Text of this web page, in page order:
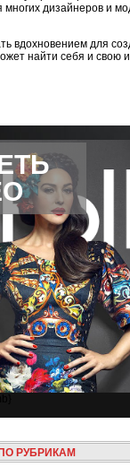
дизайнеров и
вдохновением для
найти себя и свою
РУБРИКАМ